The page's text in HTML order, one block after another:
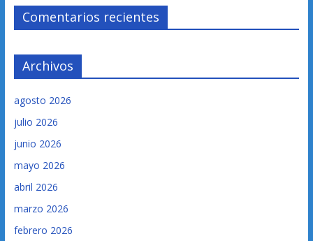
Comentarios recientes
Archivos
agosto 2026
julio 2026
junio 2026
mayo 2026
abril 2026
marzo 2026
febrero 2026